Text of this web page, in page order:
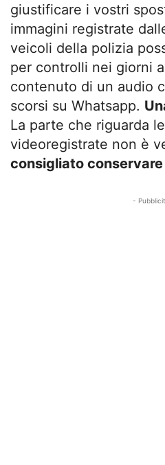
giustificare i vostri
immagini registrate
veicoli della polizia
per controlli nei giorni
contenuto di un audio
scorsi su Whatsapp.
La parte che riguarda
videoregistrate non è
consigliato
-